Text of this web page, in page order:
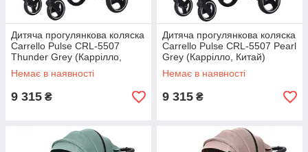
Дитяча прогулянкова коляска
Carrello Pulse CRL-5507
Thunder Grey (Каррілло,
Китай)
Немає в наявності
9 315 ₴
Дитяча прогулянкова коляска
Carrello Pulse CRL-5507 Pearl
Grey (Каррілло, Китай)
Немає в наявності
9 315 ₴